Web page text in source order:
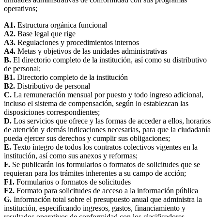
operativos;
A1. Estructura orgánica funcional
A2. Base legal que rige
A3. Regulaciones y procedimientos internos
A4. Metas y objetivos de las unidades administrativas
B. El directorio completo de la institución, así como su distributivo
de personal;
B1. Directorio completo de la institución
B2. Distributivo de personal
C. La remuneración mensual por puesto y todo ingreso adicional,
incluso el sistema de compensación, según lo establezcan las
disposiciones correspondientes;
D. Los servicios que ofrece y las formas de acceder a ellos, horarios
de atención y demás indicaciones necesarias, para que la ciudadanía
pueda ejercer sus derechos y cumplir sus obligaciones;
E. Texto íntegro de todos los contratos colectivos vigentes en la
institución, así como sus anexos y reformas;
F. Se publicarán los formularios o formatos de solicitudes que se
requieran para los trámites inherentes a su campo de acción;
F1. Formularios o formatos de solicitudes
F2. Formato para solicitudes de acceso a la información pública
G. Información total sobre el presupuesto anual que administra la
institución, especificando ingresos, gastos, financiamiento y